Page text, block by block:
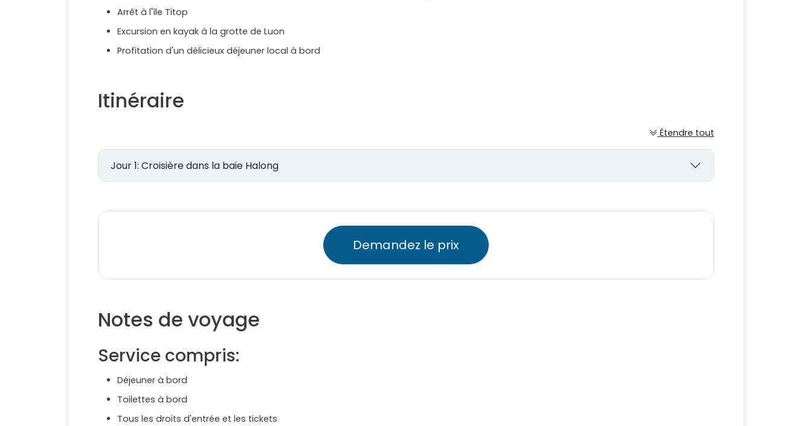
Arrêt à l'île Titop
Excursion en kayak à la grotte de Luon
Profitation d'un délicieux déjeuner local à bord
Itinéraire
Étendre tout
Jour 1: Croisière dans la baie Halong
Demandez le prix
Notes de voyage
Service compris:
Déjeuner à bord
Toilettes à bord
Tous les droits d'entrée et les tickets